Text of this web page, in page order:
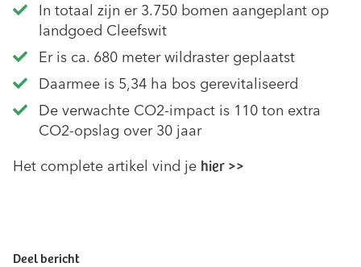
In totaal zijn er 3.750 bomen aangeplant op
landgoed Cleefswit
Er is ca. 680 meter wildraster geplaatst
Daarmee is 5,34 ha bos gerevitaliseerd
De verwachte CO2-impact is 110 ton extra
CO2-opslag over 30 jaar
Het complete artikel vind je hier >>
Deel bericht